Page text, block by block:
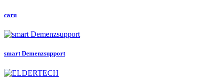
caru
smart Demenzsupport